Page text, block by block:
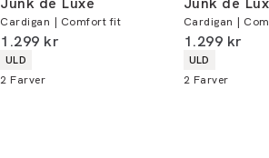
Du kan indløse din bonus 365
alle butikker og online.
Cardigan | Comfort fit
I alt (inkl. rabat)
1.299 kr
Produkt egenskaber
ULD
2 Farver
Cardigan |
I alt (inkl.
1.299 kr
Produkt
ULD
2 Farver